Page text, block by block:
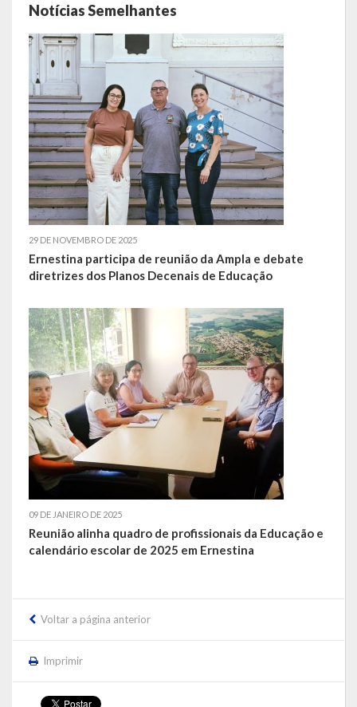
Escola Municipal De Ensino Fundamental Educarte
Escola Municipal De Ensino Fundamental João Alfredo Sachser
Escola Municipal De Ensino Fundamental Osvaldo Cruz
Agricultura
Fazenda
Obras e Viação
Saúde
Serviços Urbanos
Legislação
ATOS NORMATIVOS
LEIS ORDINÁRIAS
LEIS COMPLEMENTARES
DECRETOS
Publicações
Conselhos Municipais
Concursos
Notícias Semelhantes
29 DE NOVEMBRO DE 2025
Ernestina participa de reunião da Ampla e debate
diretrizes dos Planos Decenais de Educação
09 DE JANEIRO DE 2025
Reunião alinha quadro de profissionais da Educação e
calendário escolar de 2025 em Ernestina
Voltar a página anterior
Imprimir